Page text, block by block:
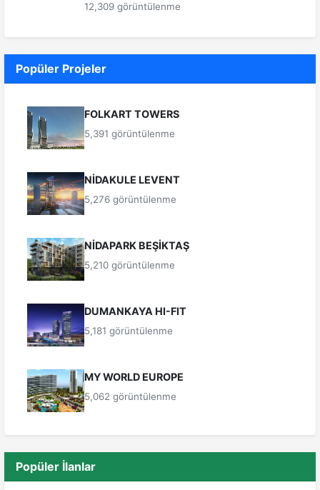
12,309 görüntülenme
Popüler Projeler
FOLKART TOWERS
5,391 görüntülenme
NİDAKULE LEVENT
5,276 görüntülenme
NİDAPARK BEŞİKTAŞ
5,210 görüntülenme
DUMANKAYA HI-FIT
5,181 görüntülenme
MY WORLD EUROPE
5,062 görüntülenme
Popüler İlanlar